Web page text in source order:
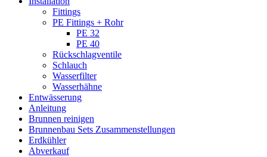
Fittings
PE Fittings + Rohr
PE 32
PE 40
Rückschlagventile
Schlauch
Wasserfilter
Wasserhähne
Entwässerung
Anleitung
Brunnen reinigen
Brunnenbau Sets Zusammenstellungen
Erdkühler
Abverkauf